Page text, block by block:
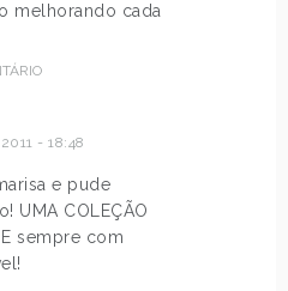
melhorando cada
- 18:48
e pude
UMA COLEÇÃO
E sempre com